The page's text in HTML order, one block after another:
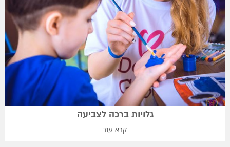
גלויות ברכה לצביעה
קרא עוד